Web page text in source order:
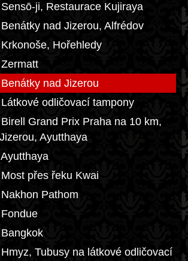
ji, Restaurace Kujiraya
nad Jizerou, Alfrédov
Hořehledy
nad Jizerou
odličovací tampony
Grand Prix Praha na 10 km,
Ayutthaya
přes řeku Kwai
Pathom
Tubusy na látkové odličovací